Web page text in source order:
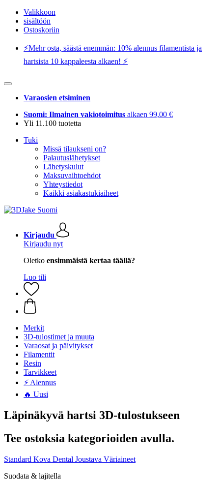
Valikkoon
sisältöön
Ostoskoriin
⚡️Mehr osta, säästä enemmän: 10% alennus filamentista ja
hartsista 10 kappaleesta alkaen! ⚡️
Varaosien etsiminen
Suomi: Ilmainen vakiotoimitus alkaen 99,00 €
Yli 11.100 tuotetta
Tuki
Missä tilaukseni on?
Palautuslähetykset
Lähetyskulut
Maksuvaihtoehdot
Yhteystiedot
Kaikki asiakastukiaiheet
Kirjaudu
Kirjaudu nyt
Oletko ensimmäistä kertaa täällä?
Luo tili
Merkit
3D-tulostimet ja muuta
Varaosat ja päivitykset
Filamentit
Resin
Tarvikkeet
⚡ Alennus
🔥 Uusi
Läpinäkyvä hartsi 3D-tulostukseen
Tee ostoksia kategorioiden avulla.
Standard Kova Dental Joustava Väriaineet
Suodata & lajitella